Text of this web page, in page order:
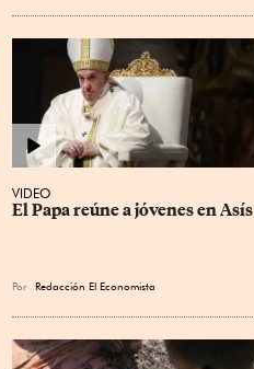
VIDEO
El Papa reúne a jóvenes en Asís
Por Redacción El Economista